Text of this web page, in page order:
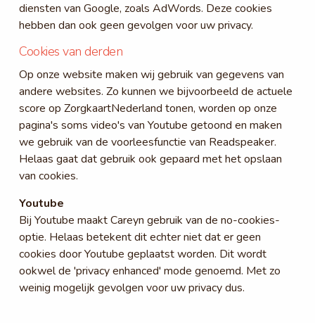
diensten van Google, zoals AdWords. Deze cookies
hebben dan ook geen gevolgen voor uw privacy.
Cookies van derden
Op onze website maken wij gebruik van gegevens van
andere websites. Zo kunnen we bijvoorbeeld de actuele
score op ZorgkaartNederland tonen, worden op onze
pagina's soms video's van Youtube getoond en maken
we gebruik van de voorleesfunctie van Readspeaker.
Helaas gaat dat gebruik ook gepaard met het opslaan
van cookies.
Youtube
Bij Youtube maakt Careyn gebruik van de no-cookies-
optie. Helaas betekent dit echter niet dat er geen
cookies door Youtube geplaatst worden. Dit wordt
ookwel de 'privacy enhanced' mode genoemd. Met zo
weinig mogelijk gevolgen voor uw privacy dus.